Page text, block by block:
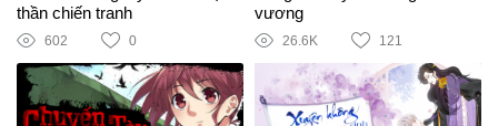
thần chiến tranh
602 0
vương
26.6K 121